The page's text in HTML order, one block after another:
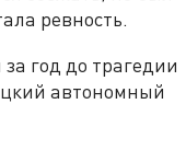
ревность.
год до трагедии
автономный